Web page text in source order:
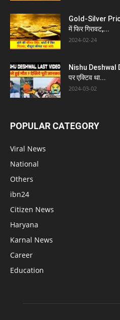
Gold-Silver
में फिर गिरावट,...
2024-02-24
Nishu Deshwal
पर एक्टिव था...
2024-03-02
POPULAR CATEGORY
Viral News
National
Others
ibn24
Citizen News
Haryana
Karnal News
Career
Education